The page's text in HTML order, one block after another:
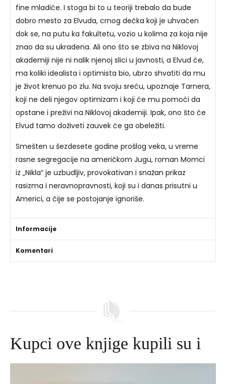
fine mladiće. I stoga bi to u teoriji trebalo da bude
dobro mesto za Elvuda, crnog dečka koji je uhvaćen
dok se, na putu ka fakultetu, vozio u kolima za koja nije
znao da su ukradena. Ali ono što se zbiva na Niklovoj
akademiji nije ni nalik njenoj slici u javnosti, a Elvud će,
ma koliki idealista i optimista bio, ubrzo shvatiti da mu
je život krenuo po zlu. Na svoju sreću, upoznaje Tarnera,
koji ne deli njegov optimizam i koji će mu pomoći da
opstane i preživi na Niklovoj akademiji. Ipak, ono što će
Elvud tamo doživeti zauvek će ga obeležiti.
Smešten u šezdesete godine prošlog veka, u vreme
rasne segregacije na američkom Jugu, roman Momci
iz „Nikla“ je uzbudljiv, provokativan i snažan prikaz
rasizma i neravnopravnosti, koji su i danas prisutni u
Americi, a čije se postojanje ignoriše.
Informacije
Komentari
Kupci ove knjige kupili su i
Izvorna
Trenutna